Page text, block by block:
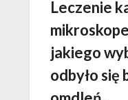
Leczenie
jakiego
odbyło się